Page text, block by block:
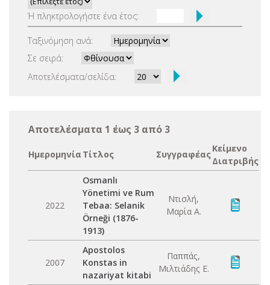
Ή πληκτρολογήστε ένα έτος:
Ταξινόμηση ανά:
Σε σειρά:
Αποτελέσματα/σελίδα:
Αποτελέσματα 1 έως 3 από 3
Ημερομηνία Τίτλος Συγγραφέας
Κείμενο
Διατριβής
2022
Osmanlı
Yönetimi ve Rum
Tebaa: Selanik
Örneği (1876-
1913)
Ντισλή,
Μαρία Α.
2007
Apostolos
Konstas in
nazariyat kitabi
Παππάς,
Μιλτιάδης Ε.